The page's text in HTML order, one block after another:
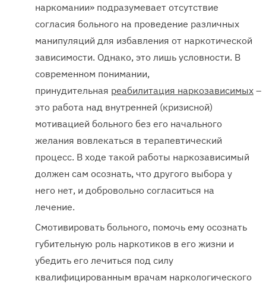
наркомании» подразумевает отсутствие
согласия больного на проведение различных
манипуляций для избавления от наркотической
зависимости. Однако, это лишь условности. В
современном понимании,
принудительная реабилитация наркозависимых –
это работа над внутренней (кризисной)
мотивацией больного без его начального
желания вовлекаться в терапевтический
процесс. В ходе такой работы наркозависимый
должен сам осознать, что другого выбора у
него нет, и добровольно согласиться на
лечение.
Смотивировать больного, помочь ему осознать
губительную роль наркотиков в его жизни и
убедить его лечиться под силу
квалифицированным врачам наркологического